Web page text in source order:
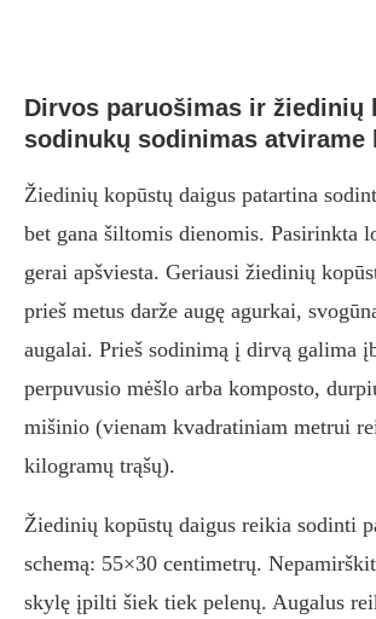
Dirvos paruošimas ir žiedinių
sodinukų sodinimas atvirame
Žiedinių kopūstų daigus patartina
bet gana šiltomis dienomis. Pasirinkta
gerai apšviesta. Geriausi žiedinių
prieš metus darže augę agurkai,
augalai. Prieš sodinimą į dirvą galima
perpuvusio mėšlo arba komposto,
mišinio (vienam kvadratiniam metrui
kilogramų trąšų).
Žiedinių kopūstų daigus reikia sodinti
schemą: 55×30 centimetrų.
skylę įpilti šiek tiek pelenų. Augalus